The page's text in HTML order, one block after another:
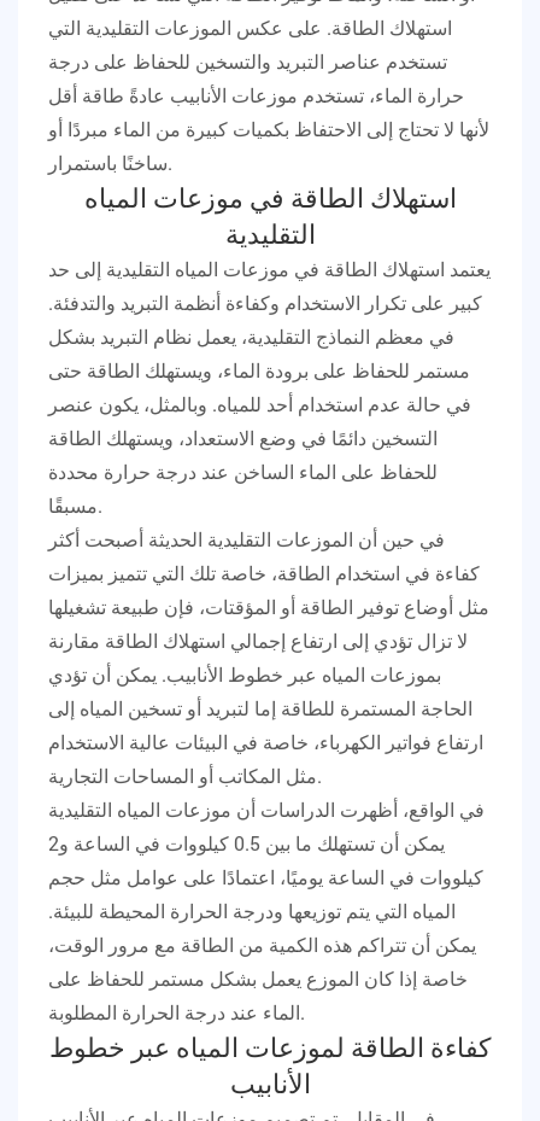
استهلاك الطاقة. على عكس الموزعات التقليدية التي
تستخدم عناصر التبريد والتسخين للحفاظ على درجة
حرارة الماء، تستخدم موزعات الأنابيب عادةً طاقة أقل
لأنها لا تحتاج إلى الاحتفاظ بكميات كبيرة من الماء مبردًا أو
ساخنًا باستمرار.
استهلاك الطاقة في موزعات المياه
التقليدية
يعتمد استهلاك الطاقة في موزعات المياه التقليدية إلى حد
كبير على تكرار الاستخدام وكفاءة أنظمة التبريد والتدفئة.
في معظم النماذج التقليدية، يعمل نظام التبريد بشكل
مستمر للحفاظ على برودة الماء، ويستهلك الطاقة حتى
في حالة عدم استخدام أحد للمياه. وبالمثل، يكون عنصر
التسخين دائمًا في وضع الاستعداد، ويستهلك الطاقة
للحفاظ على الماء الساخن عند درجة حرارة محددة
مسبقًا.
في حين أن الموزعات التقليدية الحديثة أصبحت أكثر
كفاءة في استخدام الطاقة، خاصة تلك التي تتميز بميزات
مثل أوضاع توفير الطاقة أو المؤقتات، فإن طبيعة تشغيلها
لا تزال تؤدي إلى ارتفاع إجمالي استهلاك الطاقة مقارنة
بموزعات المياه عبر خطوط الأنابيب. يمكن أن تؤدي
الحاجة المستمرة للطاقة إما لتبريد أو تسخين المياه إلى
ارتفاع فواتير الكهرباء، خاصة في البيئات عالية الاستخدام
مثل المكاتب أو المساحات التجارية.
في الواقع، أظهرت الدراسات أن موزعات المياه التقليدية
يمكن أن تستهلك ما بين 0.5 كيلووات في الساعة و2
كيلووات في الساعة يوميًا، اعتمادًا على عوامل مثل حجم
المياه التي يتم توزيعها ودرجة الحرارة المحيطة للبيئة.
يمكن أن تتراكم هذه الكمية من الطاقة مع مرور الوقت،
خاصة إذا كان الموزع يعمل بشكل مستمر للحفاظ على
الماء عند درجة الحرارة المطلوبة.
كفاءة الطاقة لموزعات المياه عبر خطوط
الأنابيب